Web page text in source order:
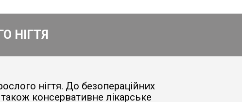
НІГТЯ
нігтя. До безопераційних
консервативне лікарське